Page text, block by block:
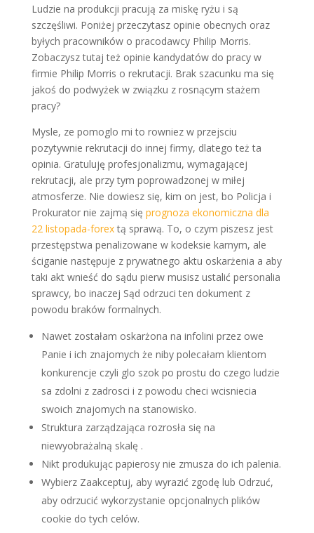
Ludzie na produkcji pracują za miskę ryżu i są
szczęśliwi. Poniżej przeczytasz opinie obecnych oraz
byłych pracowników o pracodawcy Philip Morris.
Zobaczysz tutaj też opinie kandydatów do pracy w
firmie Philip Morris o rekrutacji. Brak szacunku ma się
jakoś do podwyżek w związku z rosnącym stażem
pracy?
Mysle, ze pomoglo mi to rowniez w przejsciu
pozytywnie rekrutacji do innej firmy, dlatego też ta
opinia. Gratuluję profesjonalizmu, wymagającej
rekrutacji, ale przy tym poprowadzonej w miłej
atmosferze. Nie dowiesz się, kim on jest, bo Policja i
Prokurator nie zajmą się prognoza ekonomiczna dla
22 listopada-forextą sprawą. To, o czym piszesz jest
przestępstwa penalizowane w kodeksie karnym, ale
ściganie następuje z prywatnego aktu oskarżenia a aby
taki akt wnieść do sądu pierw musisz ustalić personalia
sprawcy, bo inaczej Sąd odrzuci ten dokument z
powodu braków formalnych.
Nawet zostałam oskarżona na infolini przez owe
Panie i ich znajomych że niby polecałam klientom
konkurencje czyli glo szok po prostu do czego ludzie
sa zdolni z zadrosci i z powodu checi wcisniecia
swoich znajomych na stanowisko.
Struktura zarządzająca rozrosła się na
niewyobrażalną skalę .
Nikt produkując papierosy nie zmusza do ich palenia.
Wybierz Zaakceptuj, aby wyrazić zgodę lub Odrzuć,
aby odrzucić wykorzystanie opcjonalnych plików
cookie do tych celów.